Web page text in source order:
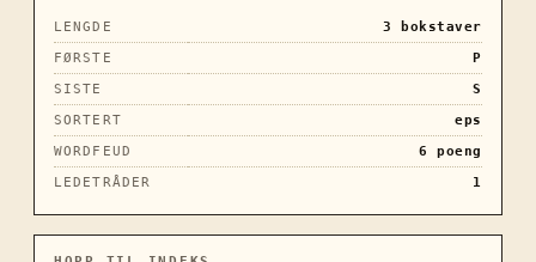
LENGDE 3
bokstaver
FØRSTE
P
SISTE
S
SORTERT
eps
WORDFEUD
6
poeng
LEDETRÅDER
1